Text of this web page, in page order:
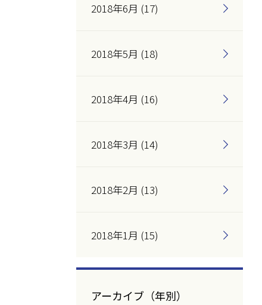
2018年6月 (17)
2018年5月 (18)
2018年4月 (16)
2018年3月 (14)
2018年2月 (13)
2018年1月 (15)
アーカイブ（年別）